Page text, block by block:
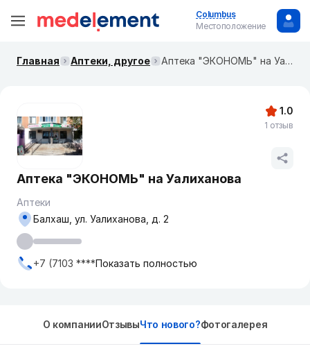
Columbus
Местоположение
Главная Аптеки, другое Аптека "ЭКОНОМЬ" на Уалиханова
Аптека "ЭКОНОМЬ" на Уалиханова
Аптеки
Балхаш, ул. Уалиханова, д. 2
+7 (7103 ****Показать полностью
1.0
1 отзыв
О компанииОтзывыЧто нового?Фотогалерея